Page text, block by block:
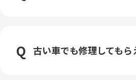
古い車でも修理してもら